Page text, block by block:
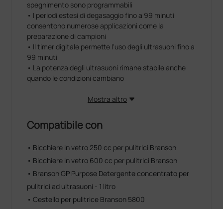
spegnimento sono programmabili
• I periodi estesi di degasaggio fino a 99 minuti
consentono numerose applicazioni come la
preparazione di campioni
• Il timer digitale permette l'uso degli ultrasuoni fino a
99 minuti
• La potenza degli ultrasuoni rimane stabile anche
quando le condizioni cambiano
Mostra altro
Compatibile con
• Bicchiere in vetro 250 cc per pulitrici Branson
• Bicchiere in vetro 600 cc per pulitrici Branson
• Branson GP Purpose Detergente concentrato per
pulitrici ad ultrasuoni - 1 litro
• Cestello per pulitrice Branson 5800